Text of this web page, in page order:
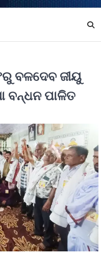
ବଳଦେବ ଜୀୟୁ
ବନ୍ଧନ ପାଳିତ